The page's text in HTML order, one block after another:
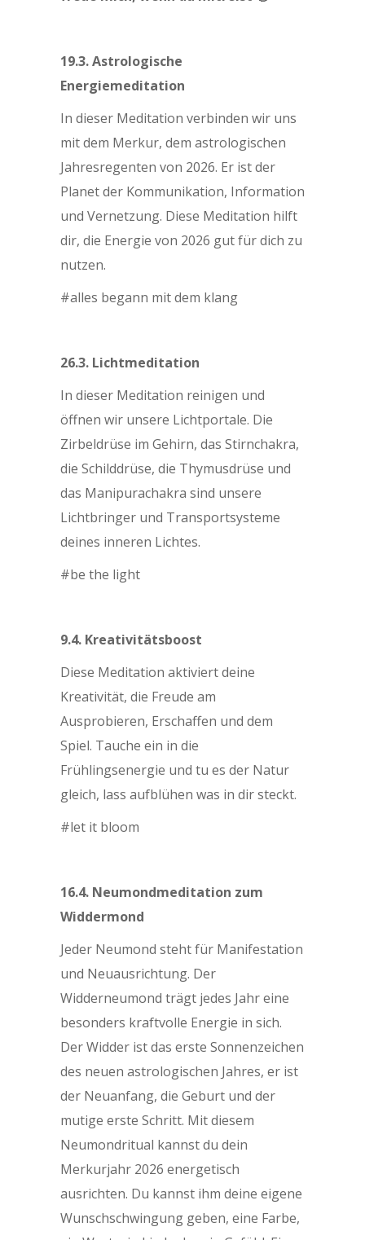
19.3. Astrologische
Energiemeditation
In dieser Meditation verbinden wir uns
mit dem Merkur, dem astrologischen
Jahresregenten von 2026. Er ist der
Planet der Kommunikation, Information
und Vernetzung. Diese Meditation hilft
dir, die Energie von 2026 gut für dich zu
nutzen.
#alles begann mit dem klang
26.3. Lichtmeditation
In dieser Meditation reinigen und
öffnen wir unsere Lichtportale. Die
Zirbeldrüse im Gehirn, das Stirnchakra,
die Schilddrüse, die Thymusdrüse und
das Manipurachakra sind unsere
Lichtbringer und Transportsysteme
deines inneren Lichtes.
#be the light
9.4. Kreativitätsboost
Diese Meditation aktiviert deine
Kreativität, die Freude am
Ausprobieren, Erschaffen und dem
Spiel. Tauche ein in die
Frühlingsenergie und tu es der Natur
gleich, lass aufblühen was in dir steckt.
#let it bloom
16.4. Neumondmeditation zum
Widdermond
Jeder Neumond steht für Manifestation
und Neuausrichtung. Der
Widderneumond trägt jedes Jahr eine
besonders kraftvolle Energie in sich.
Der Widder ist das erste Sonnenzeichen
des neuen astrologischen Jahres, er ist
der Neuanfang, die Geburt und der
mutige erste Schritt. Mit diesem
Neumondritual kannst du dein
Merkurjahr 2026 energetisch
ausrichten. Du kannst ihm deine eigene
Wunschschwingung geben, eine Farbe,